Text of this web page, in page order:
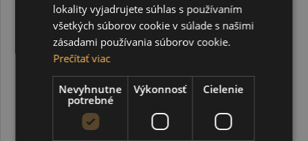
lokality vyjadrujete súhlas s používaním
všetkých súborov cookie v súlade s našimi
zásadami používania súborov cookie.
Prečítať viac
Nevyhnutne
potrebné
Výkonnosť Cielenie